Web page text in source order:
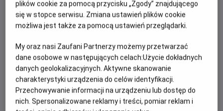
ukazane z rozmachem neonowe panoramy Neo Tokio,
hipnotyzująca animacja i klimat cyberpunku. Do tego
wspaniała ścieżka dźwiękowa, dzięki której Kenji Kawaii
nadał futurystycznej historii niemal mistyczny wymiar. Film
nie tylko zrewolucjonizował animację, ale też na trwałe
wpłynął na kino science fiction i popkulturę XXI wieku.
Zainspirował nie tylko „Matrixa” czy „Avatara”, ale też serie
gier Metal Gear Solid oraz Deus Ex.
WIDZOWIE POKAZÓW W RAMACH PROJEKTU HELIOS
plików cookie za pomocą przycisku „Zgody” znajdującego
się w stopce serwisu. Zmiana ustawień plików cookie
możliwa jest także za pomocą ustawień przeglądarki.
My oraz nasi Zaufani Partnerzy możemy przetwarzać
dane osobowe w następujących celach:Użycie dokładnych
danych geolokalizacyjnych. Aktywne skanowanie
charakterystyki urządzenia do celów identyfikacji.
Przechowywanie informacji na urządzeniu lub dostęp do
nich. Spersonalizowane reklamy i treści, pomiar reklam i